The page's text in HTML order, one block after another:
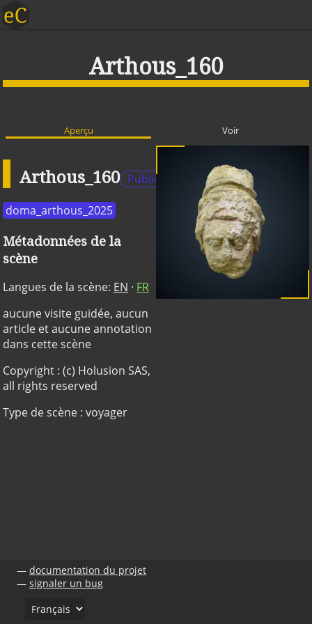
Arthous_160
Aperçu Voir
Arthous_160 Publique
doma_arthous_2025
Métadonnées de la
scène
Langues de la scène: EN · FR
aucune visite guidée, aucun
article et aucune annotation
dans cette scène
Copyright : (c) Holusion SAS,
all rights reserved
Type de scène : voyager
documentation du projet
signaler un bug